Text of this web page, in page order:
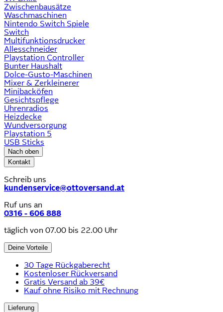
Zwischenbausätze
Waschmaschinen
Nintendo Switch Spiele
Switch
Multifunktionsdrucker
Allesschneider
Playstation Controller
Bunter Haushalt
Dolce-Gusto-Maschinen
Mixer & Zerkleinerer
Minibacköfen
Gesichtspflege
Uhrenradios
Heizdecke
Wundversorgung
Playstation 5
USB Sticks
Nach oben
Kontakt
Schreib uns
kundenservice@ottoversand.at
Ruf uns an
0316 - 606 888
täglich von 07.00 bis 22.00 Uhr
Deine Vorteile
30 Tage Rückgaberecht
Kostenloser Rückversand
Gratis Versand ab 39€
Kauf ohne Risiko mit Rechnung
Lieferung